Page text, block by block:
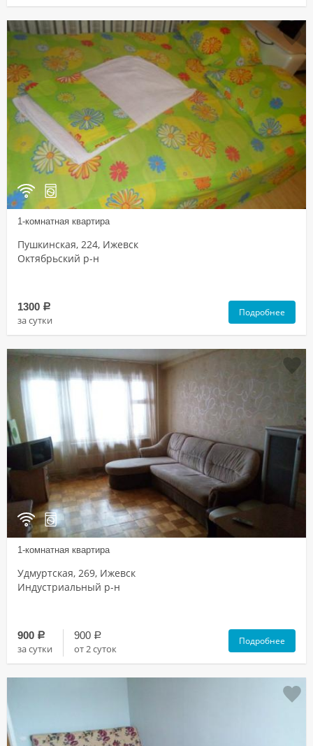
1-комнатная квартира
Пушкинская, 224, Ижевск
Октябрьский р-н
1300 a
за сутки
Подробнее
1-комнатная квартира
Удмуртская, 269, Ижевск
Индустриальный р-н
900 a
за сутки
900 a
от 2 суток
Подробнее